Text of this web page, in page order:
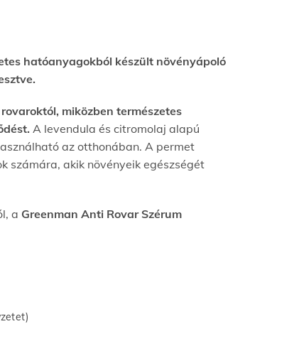
hatóanyagokból készült növényápoló
miközben természetes
A levendula és citromolaj alapú
az otthonában. A permet
számára, akik növényeik egészségét
a Greenman Anti Rovar Szérum